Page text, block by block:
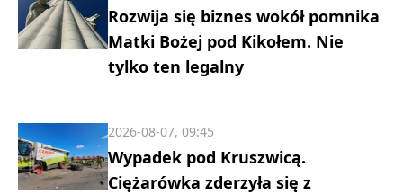
Rozwija się biznes wokół pomnika
Matki Bożej pod Kikołem. Nie
tylko ten legalny
Wypadek pod Kruszwicą.
Ciężarówka zderzyła się z
2026-08-07, 09:45